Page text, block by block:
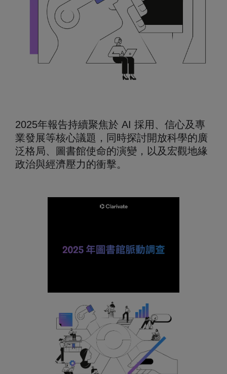
2025年報告持續聚焦於 AI 採用、信心及專
業發展等核心議題，同時探討開放科學的廣
泛格局、圖書館使命的演變，以及宏觀地緣
政治與經濟壓力的衝擊。